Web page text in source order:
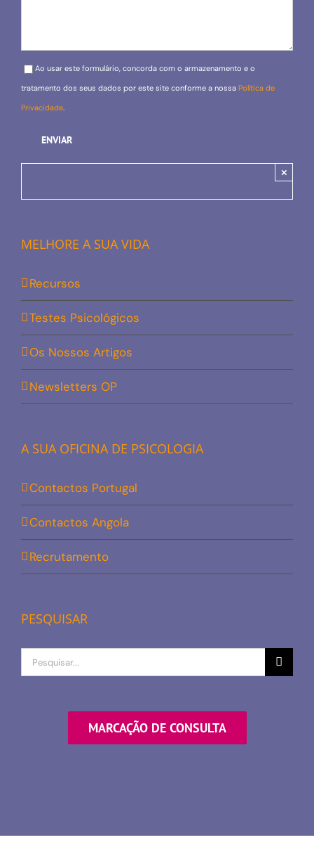
Please leave this field empty.
Ao usar este formulário, concorda com o armazenamento e o
tratamento dos seus dados por este site conforme a nossa Política de
Privacidade.
×
MELHORE A SUA VIDA
Recursos
Testes Psicológicos
Os Nossos Artigos
Newsletters OP
A SUA OFICINA DE PSICOLOGIA
Contactos Portugal
Contactos Angola
Recrutamento
PESQUISAR
Procurar
por
MARCAÇÃO DE CONSULTA